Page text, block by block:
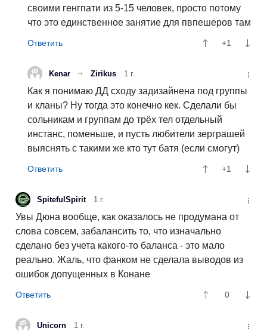
своими генгпати из 5-15 человек, просто потому
что это единственное занятие для пвпешеров там
+1
Kenar Zirikus 1 г.
Как я понимаю ДД сходу задизайнена под группы
и кланы? Ну тогда это конечно кек. Сделали бы
сольникам и группам до трёх тел отдельный
инстанс, поменьше, и пусть любители зерграшей
выяснять с такими же кто тут батя (если смогут)
+1
SpitefulSpirit 1 г.
Увы Дюна вообще, как оказалось не продумана от
слова совсем, забалансить то, что изначально
сделано без учета какого-то баланса - это мало
реально. Жаль, что фанком не сделала выводов из
ошибок допущенных в Конане
0
Unicorn 1 г.